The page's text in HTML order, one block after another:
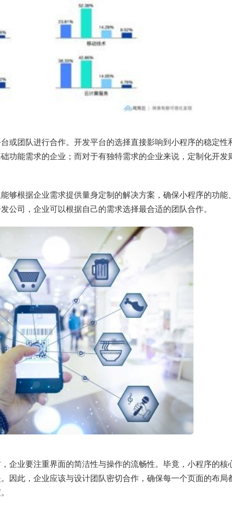
或团队进行合作。开发平台的选择直接影响到小程序的稳定性
功能需求的企业；而对于有独特需求的企业来说，定制化开发
够根据企业需求提供量身定制的解决方案，确保小程序的功能
公司，企业可以根据自己的需求选择最合适的团队合作。
企业要注重界面的简洁性与操作的流畅性。毕竟，小程序的核
因此，企业应该与设计团队密切合作，确保每一个页面的布局